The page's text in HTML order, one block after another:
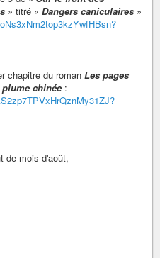
» titré « Dangers caniculaires »
chapitre du roman Les pages
chinée :
de mois d'août,